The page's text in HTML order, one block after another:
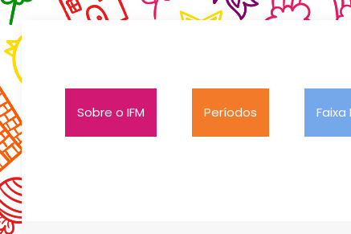
Sobre o IFM Períodos Faixa